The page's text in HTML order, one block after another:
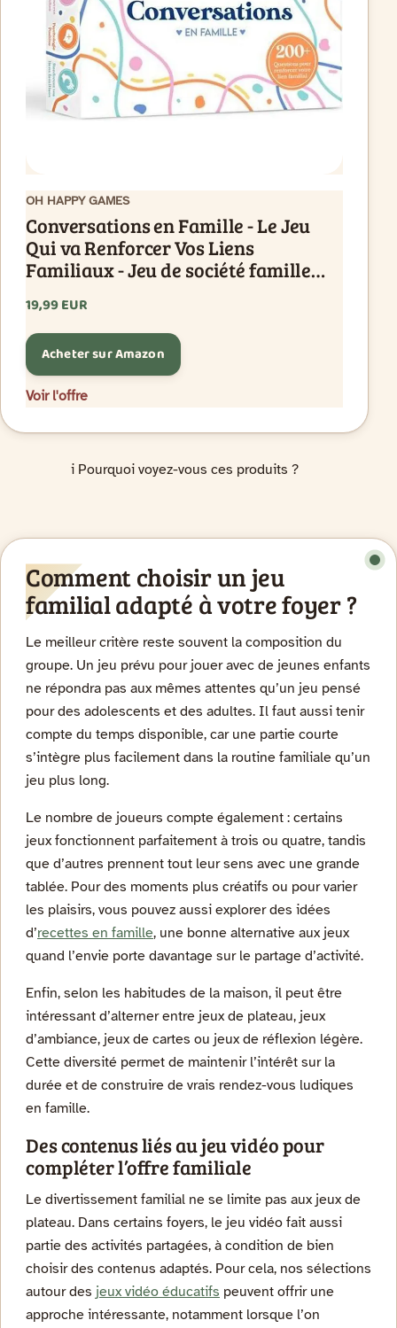
OH HAPPY GAMES
Conversations en Famille - Le Jeu
Qui va Renforcer Vos Liens
Familiaux - Jeu de société famille
19,99 EUR
Acheter sur Amazon
Voir l'offre
iPourquoi voyez-vous ces produits ?
Comment choisir un jeu
familial adapté à votre foyer ?
Le meilleur critère reste souvent la composition du
groupe. Un jeu prévu pour jouer avec de jeunes enfants
ne répondra pas aux mêmes attentes qu’un jeu pensé
pour des adolescents et des adultes. Il faut aussi tenir
compte du temps disponible, car une partie courte
s’intègre plus facilement dans la routine familiale qu’un
jeu plus long.
Le nombre de joueurs compte également : certains
jeux fonctionnent parfaitement à trois ou quatre, tandis
que d’autres prennent tout leur sens avec une grande
tablée. Pour des moments plus créatifs ou pour varier
les plaisirs, vous pouvez aussi explorer des idées
d’recettes en famille, une bonne alternative aux jeux
quand l’envie porte davantage sur le partage d’activité.
Enfin, selon les habitudes de la maison, il peut être
intéressant d’alterner entre jeux de plateau, jeux
d’ambiance, jeux de cartes ou jeux de réflexion légère.
Cette diversité permet de maintenir l’intérêt sur la
durée et de construire de vrais rendez-vous ludiques
en famille.
Des contenus liés au jeu vidéo pour
compléter l’offre familiale
Le divertissement familial ne se limite pas aux jeux de
plateau. Dans certains foyers, le jeu vidéo fait aussi
partie des activités partagées, à condition de bien
choisir des contenus adaptés. Pour cela, nos sélections
autour des jeux vidéo éducatifs peuvent offrir une
approche intéressante, notamment lorsque l’on